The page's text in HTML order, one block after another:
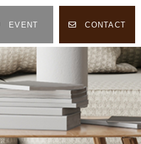
EVENT CONTACT